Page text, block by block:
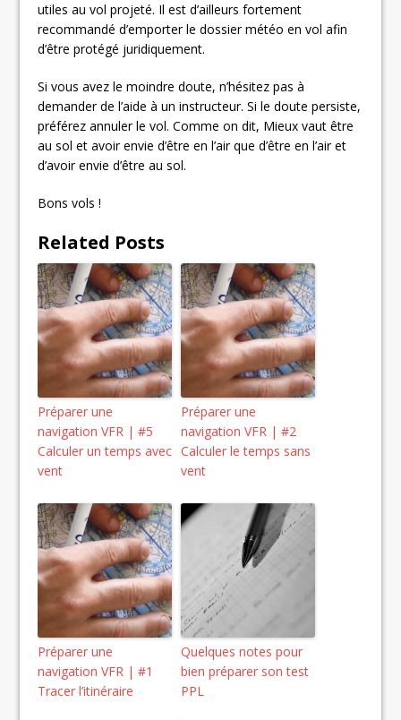
utiles au vol projeté. Il est d’ailleurs fortement
recommandé d’emporter le dossier météo en vol afin
d’être protégé juridiquement.
Si vous avez le moindre doute, n’hésitez pas à
demander de l’aide à un instructeur. Si le doute persiste,
préférez annuler le vol. Comme on dit, Mieux vaut être
au sol et avoir envie d’être en l’air que d’être en l’air et
d’avoir envie d’être au sol.
Bons vols !
Related Posts
Préparer une
navigation VFR | #5
Calculer un temps avec
vent
Préparer une
navigation VFR | #2
Calculer le temps sans
vent
Préparer une
navigation VFR | #1
Tracer l’itinéraire
Quelques notes pour
bien préparer son test
PPL